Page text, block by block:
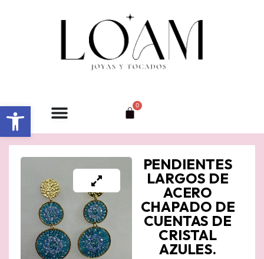
Abrir barra de herramientas 0
Carrito
PENDIENTES
LARGOS DE
ACERO
CHAPADO DE
CUENTAS DE
CRISTAL
AZULES.